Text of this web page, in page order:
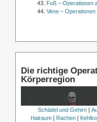
Fuß – Operationen
Vene –
Die richtige
Körperregion
Schädel und Gehirn|
Halraum| Rachen|